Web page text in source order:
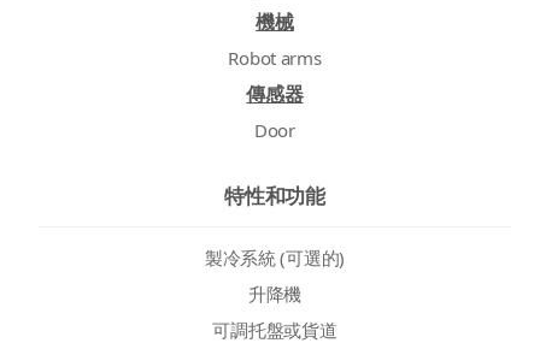
機械
Robot arms
傳感器
Door
特性和功能
製冷系統 (可選的)
升降機
可調托盤或貨道